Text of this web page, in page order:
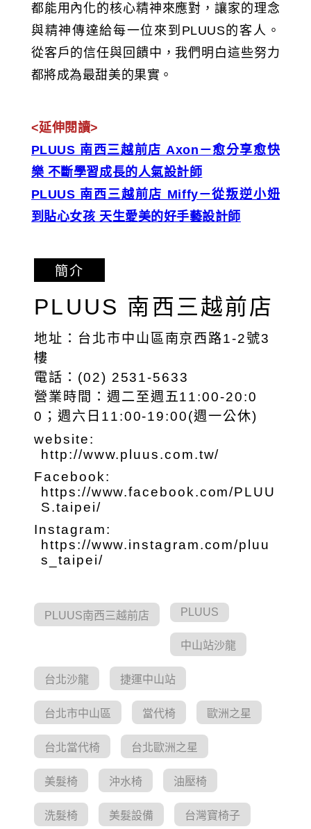
都能用內化的核心精神來應對，讓家的理念
與精神傳達給每一位來到PLUUS的客人。
從客戶的信任與回饋中，我們明白這些努力
都將成為最甜美的果實。
<延伸閱讀>
PLUUS 南西三越前店 Axon－愈分享愈快
樂 不斷學習成長的人氣設計師
PLUUS 南西三越前店 Miffy－從叛逆小妞
到貼心女孩 天生愛美的好手藝設計師
簡介
PLUUS 南西三越前店
地址：台北市中山區南京西路1-2號3
樓
電話：(02) 2531-5633
營業時間：週二至週五11:00-20:0
0；週六日11:00-19:00(週一公休)
website:
http://www.pluus.com.tw/
Facebook:
https://www.facebook.com/PLUU
S.taipei/
Instagram:
https://www.instagram.com/pluu
s_taipei/
PLUUS南西三越前店 PLUUS
中山站沙龍
台北沙龍 捷運中山站
台北市中山區 當代椅 歐洲之星
台北當代椅 台北歐洲之星
美髮椅 沖水椅 油壓椅
洗髮椅 美髮設備 台灣寶椅子